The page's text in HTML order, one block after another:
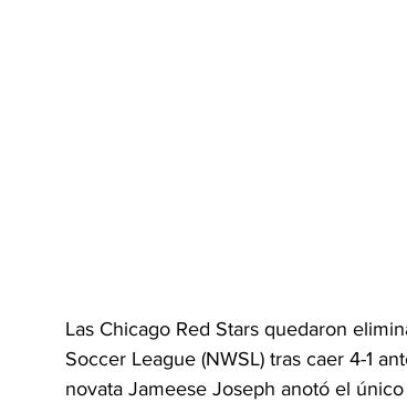
Las Chicago Red Stars quedaron
Soccer League (NWSL) tras caer 4-1
novata Jameese Joseph anotó el